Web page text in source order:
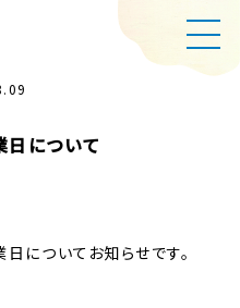
について
についてお知らせです。